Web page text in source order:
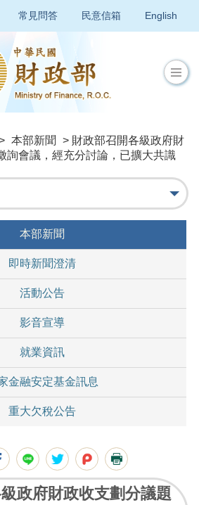
常見問答 民意信箱 English
本部新聞
> 財政部召開各級政府財
詢會議，經充分討論，已擴大共識
本部新聞
即時新聞澄清
活動公告
影音宣導
就業資訊
金融安定基金訊息
重大欠稅公告
政府財政收支劃分議題